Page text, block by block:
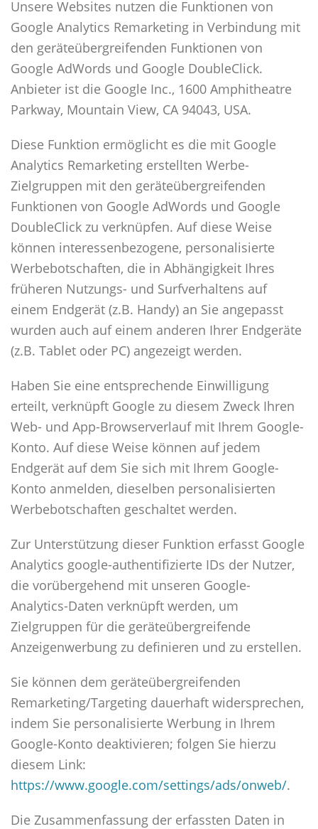
Unsere Websites nutzen die Funktionen von
Google Analytics Remarketing in Verbindung mit
den geräteübergreifenden Funktionen von
Google AdWords und Google DoubleClick.
Anbieter ist die Google Inc., 1600 Amphitheatre
Parkway, Mountain View, CA 94043, USA.
Diese Funktion ermöglicht es die mit Google
Analytics Remarketing erstellten Werbe-
Zielgruppen mit den geräteübergreifenden
Funktionen von Google AdWords und Google
DoubleClick zu verknüpfen. Auf diese Weise
können interessenbezogene, personalisierte
Werbebotschaften, die in Abhängigkeit Ihres
früheren Nutzungs- und Surfverhaltens auf
einem Endgerät (z.B. Handy) an Sie angepasst
wurden auch auf einem anderen Ihrer Endgeräte
(z.B. Tablet oder PC) angezeigt werden.
Haben Sie eine entsprechende Einwilligung
erteilt, verknüpft Google zu diesem Zweck Ihren
Web- und App-Browserverlauf mit Ihrem Google-
Konto. Auf diese Weise können auf jedem
Endgerät auf dem Sie sich mit Ihrem Google-
Konto anmelden, dieselben personalisierten
Werbebotschaften geschaltet werden.
Zur Unterstützung dieser Funktion erfasst Google
Analytics google-authentifizierte IDs der Nutzer,
die vorübergehend mit unseren Google-
Analytics-Daten verknüpft werden, um
Zielgruppen für die geräteübergreifende
Anzeigenwerbung zu definieren und zu erstellen.
Sie können dem geräteübergreifenden
Remarketing/Targeting dauerhaft widersprechen,
indem Sie personalisierte Werbung in Ihrem
Google-Konto deaktivieren; folgen Sie hierzu
diesem Link:
https://www.google.com/settings/ads/onweb/.
Die Zusammenfassung der erfassten Daten in